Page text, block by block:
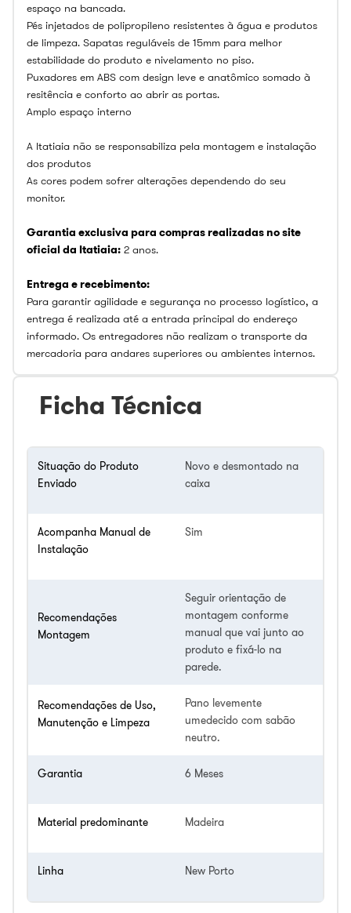
espaço na bancada.
Pés injetados de polipropileno resistentes à água e produtos
de limpeza. Sapatas reguláveis de 15mm para melhor
estabilidade do produto e nivelamento no piso.
Puxadores em ABS com design leve e anatômico somado à
resitência e conforto ao abrir as portas.
Amplo espaço interno
A Itatiaia não se responsabiliza pela montagem e instalação
dos produtos
As cores podem sofrer alterações dependendo do seu
monitor.
Garantia exclusiva para compras realizadas no site
oficial da Itatiaia: 2 anos.
Entrega e recebimento:
Para garantir agilidade e segurança no processo logístico, a
entrega é realizada até a entrada principal do endereço
informado. Os entregadores não realizam o transporte da
mercadoria para andares superiores ou ambientes internos.
Ficha Técnica
Situação do Produto
Enviado
Novo e desmontado na
caixa
Acompanha Manual de
Instalação
Sim
Recomendações
Montagem
Seguir orientação de
montagem conforme
manual que vai junto ao
produto e fixá-lo na
parede.
Recomendações de Uso,
Manutenção e Limpeza
Pano levemente
umedecido com sabão
neutro.
Garantia 6 Meses
Material predominante Madeira
Linha New Porto